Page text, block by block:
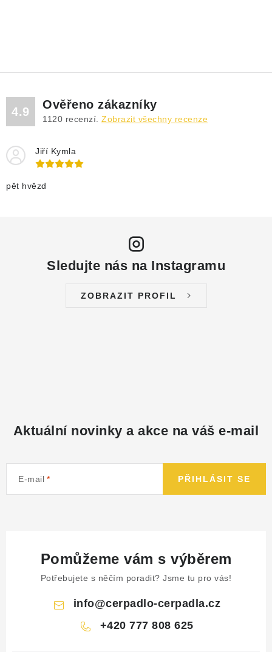
4.9
Ověřeno zákazníky
1120 recenzí. Zobrazit všechny recenze
Jiří Kymla
pět hvězd
Sledujte nás na Instagramu
ZOBRAZIT PROFIL
Aktuální novinky a akce na váš e-mail
E-mail PŘIHLÁSIT SE
Pomůžeme vám s výběrem
Potřebujete s něčím poradit? Jsme tu pro vás!
info@cerpadlo-cerpadla.cz
+420 777 808 625